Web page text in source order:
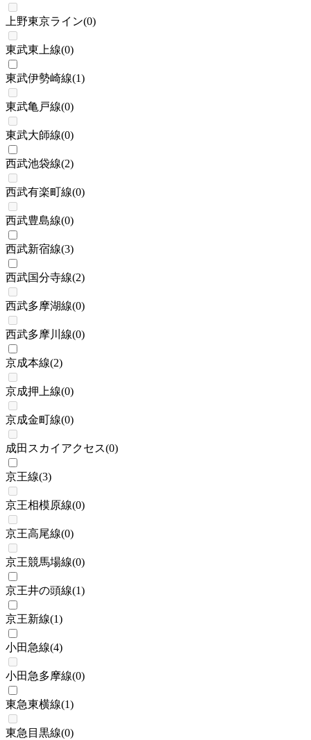
上野東京ライン(0)
東武東上線(0)
東武伊勢崎線(1)
東武亀戸線(0)
東武大師線(0)
西武池袋線(2)
西武有楽町線(0)
西武豊島線(0)
西武新宿線(3)
西武国分寺線(2)
西武多摩湖線(0)
西武多摩川線(0)
京成本線(2)
京成押上線(0)
京成金町線(0)
成田スカイアクセス(0)
京王線(3)
京王相模原線(0)
京王高尾線(0)
京王競馬場線(0)
京王井の頭線(1)
京王新線(1)
小田急線(4)
小田急多摩線(0)
東急東横線(1)
東急目黒線(0)